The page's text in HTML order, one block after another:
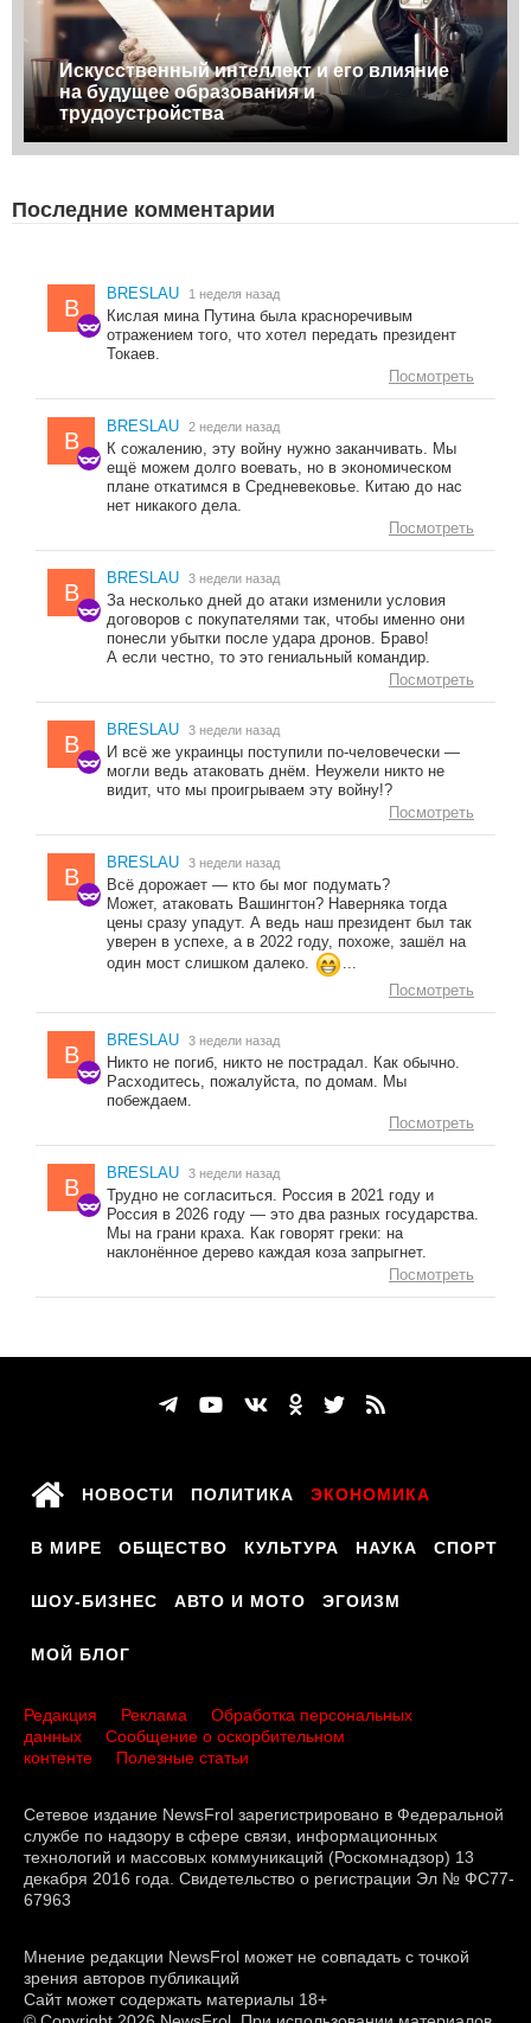
Искусственный интеллект и его влияние
на будущее образования и
трудоустройства
Последние комментарии
B
BRESLAU 1 неделя назад
Кислая мина Путина была красноречивым
отражением того, что хотел передать президент
Токаев.
Посмотреть
B
BRESLAU 2 недели назад
К сожалению, эту войну нужно заканчивать. Мы
ещё можем долго воевать, но в экономическом
плане откатимся в Средневековье. Китаю до нас
нет никакого дела.
Посмотреть
B
BRESLAU 3 недели назад
За несколько дней до атаки изменили условия
договоров с покупателями так, чтобы именно они
понесли убытки после удара дронов. Браво!
А если честно, то это гениальный командир.
Посмотреть
B
BRESLAU 3 недели назад
И всё же украинцы поступили по-человечески —
могли ведь атаковать днём. Неужели никто не
видит, что мы проигрываем эту войну!?
Посмотреть
B
BRESLAU 3 недели назад
Всё дорожает — кто бы мог подумать?
Может, атаковать Вашингтон? Наверняка тогда
цены сразу упадут. А ведь наш президент был так
уверен в успехе, а в 2022 году, похоже, зашёл на
один мост слишком далеко.
Посмотреть
B
BRESLAU 3 недели назад
Никто не погиб, никто не пострадал. Как обычно.
Расходитесь, пожалуйста, по домам. Мы
побеждаем.
Посмотреть
B
BRESLAU 3 недели назад
Трудно не согласиться. Россия в 2021 году и
Россия в 2026 году — это два разных государства.
Мы на грани краха. Как говорят греки: на
наклонённое дерево каждая коза запрыгнет.
Посмотреть
НОВОСТИ ПОЛИТИКА ЭКОНОМИКА
В МИРЕ ОБЩЕСТВО КУЛЬТУРА НАУКА СПОРТ
ШОУ-БИЗНЕС АВТО И МОТО ЭГОИЗМ
МОЙ БЛОГ
Редакция Реклама
Обработка персональных
данных
Сообщение о оскорбительном
контенте
Полезные статьи
Сетевое издание NewsFrol зарегистрировано в Федеральной
службе по надзору в сфере связи, информационных
технологий и массовых коммуникаций (Роскомнадзор) 13
декабря 2016 года. Свидетельство о регистрации Эл № ФС77-
67963
Мнение редакции NewsFrol может не совпадать с точкой
зрения авторов публикаций
Сайт может содержать материалы 18+